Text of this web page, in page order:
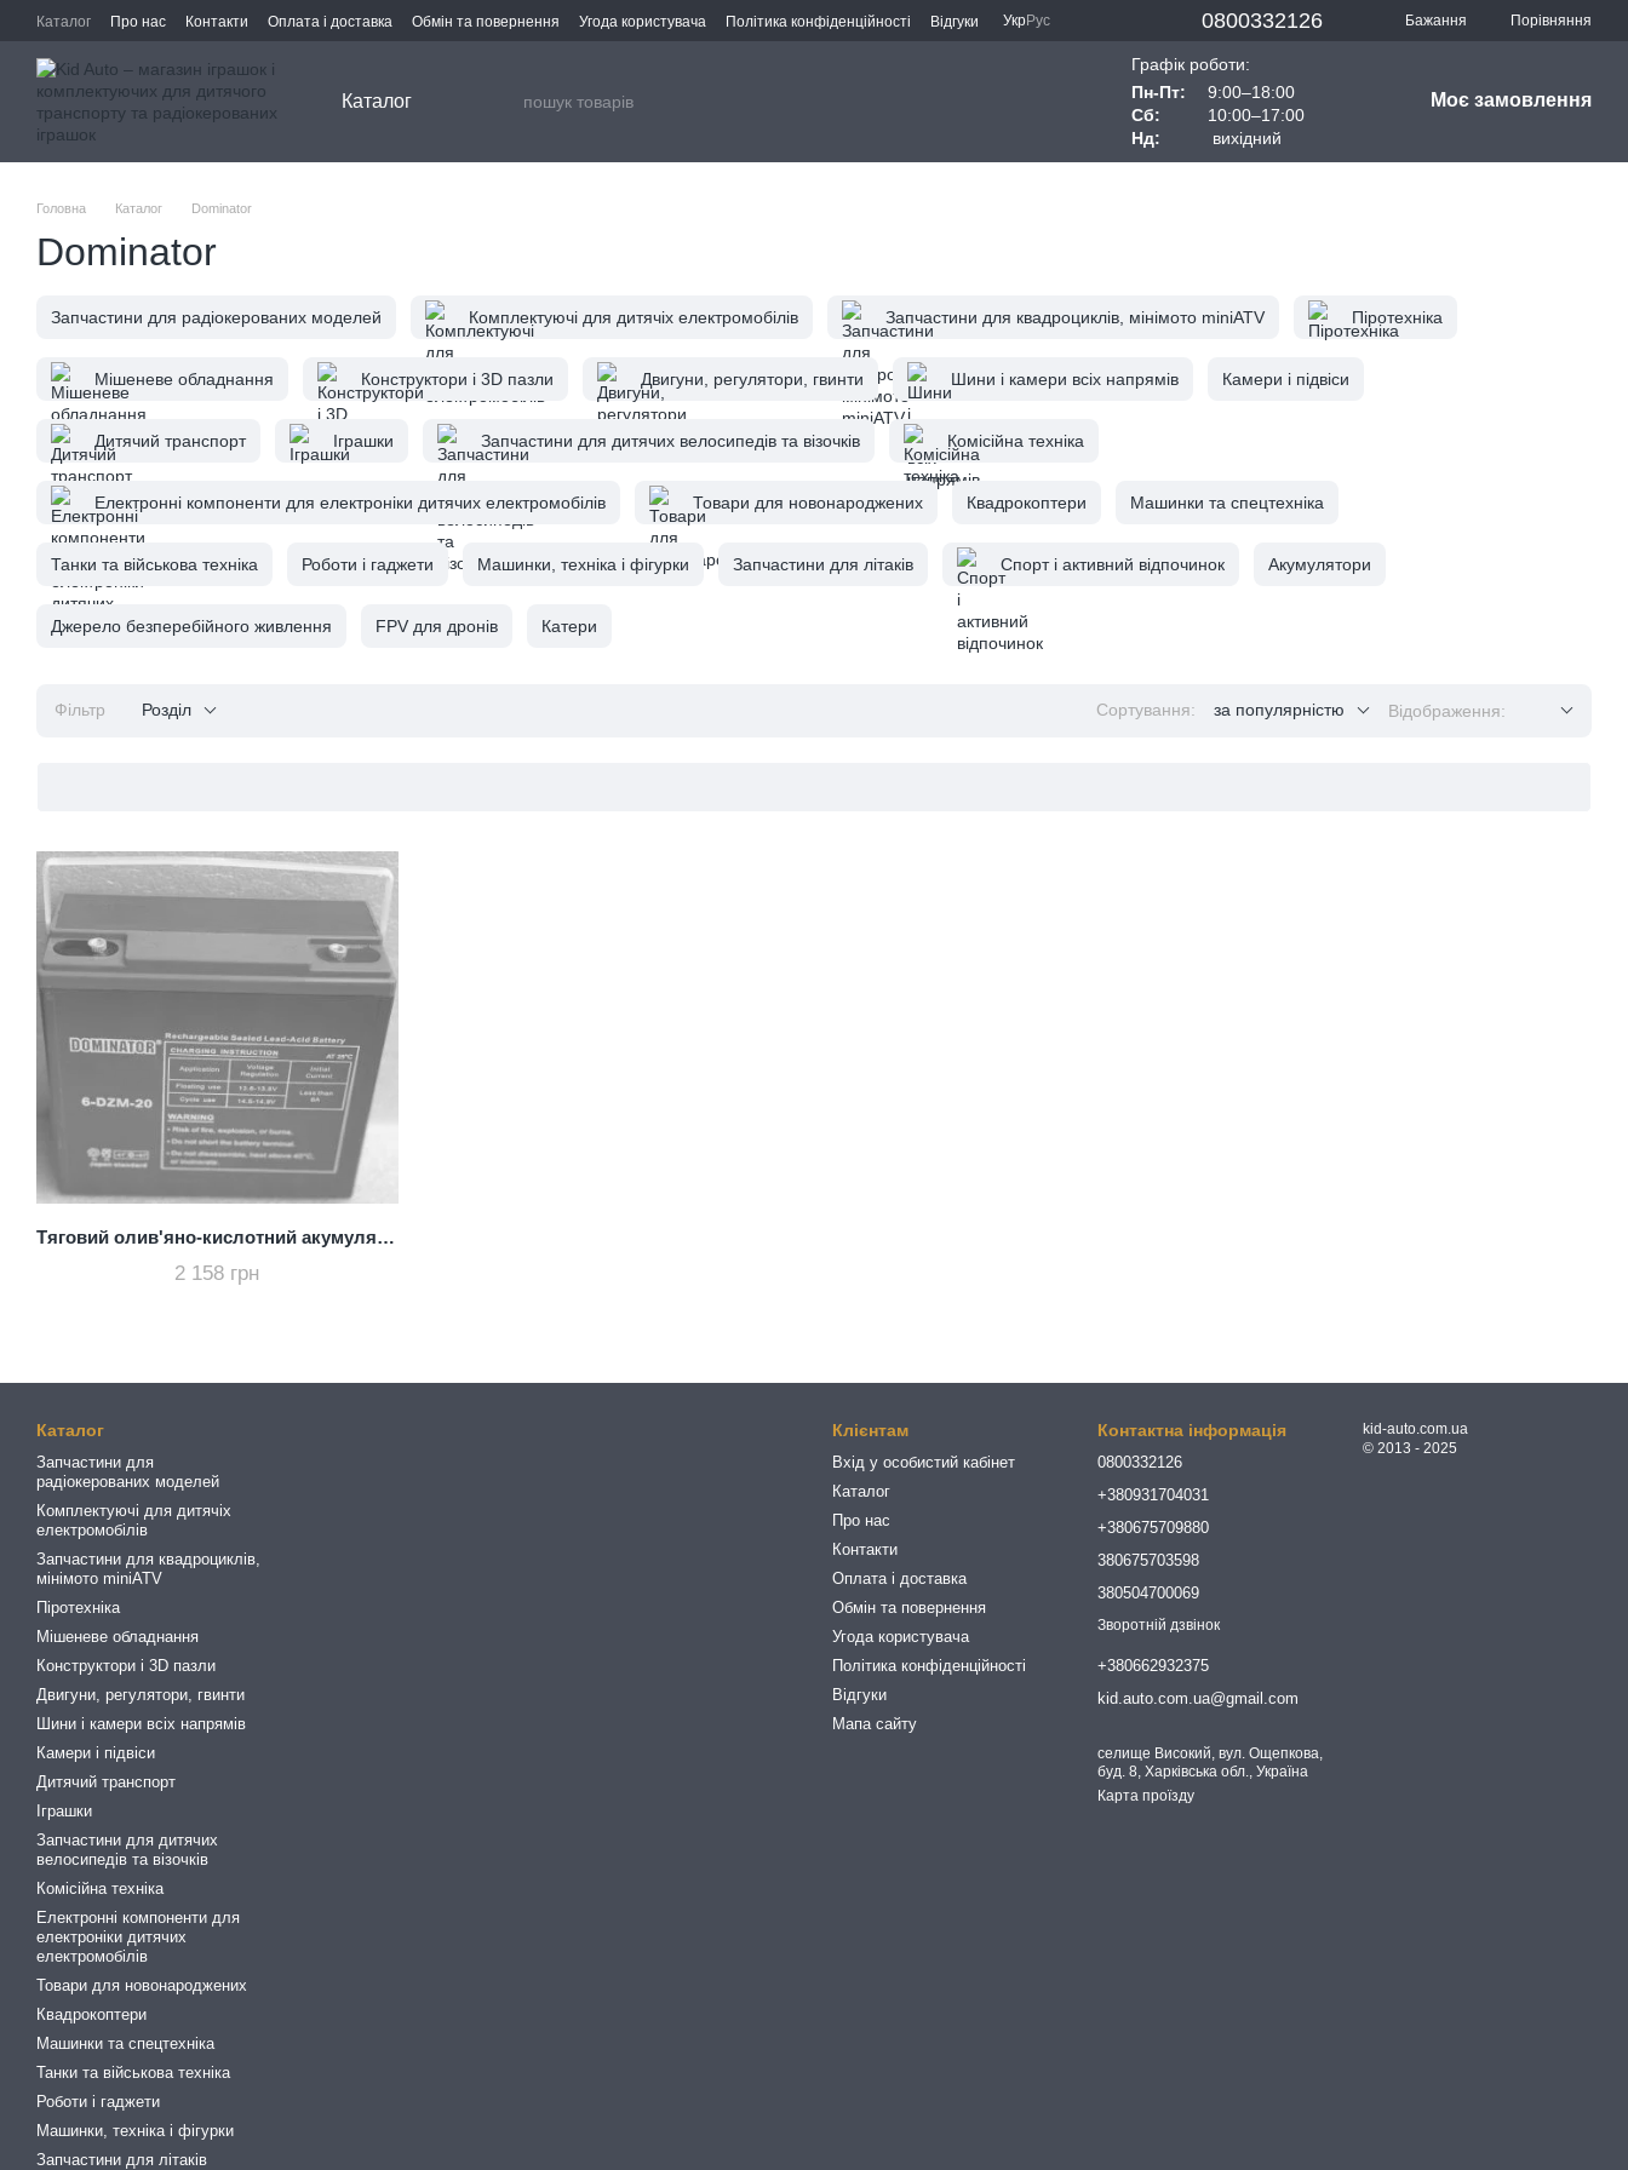
Перейти до основного контенту
Каталог Про нас Контакти Оплата і доставка Обмін та повернення Угода користувача Політика конфіденційності Відгуки УкрРус 0800332126 Бажання Порівняння
Каталог
Графік роботи:
Пн-Пт:
9:00–18:00
Сб:
10:00–17:00
Нд:
вихідний
Моє замовлення
Головна Каталог Dominator
Dominator
Запчастини для радіокерованих моделей Комплектуючі для дитячіх електромобілів Запчастини для квадроциклів, мінімото miniATV Піротехніка
Мішеневе обладнання Конструктори і 3D пазли Двигуни, регулятори, гвинти Шини і камери всіх напрямів Камери і підвіси
Дитячий транспорт Іграшки Запчастини для дитячих велосипедів та візочків Комісійна техніка
Електронні компоненти для електроніки дитячих електромобілів Товари для новонароджених Квадрокоптери Машинки та спецтехніка
Танки та військова техніка Роботи і гаджети Машинки, техніка і фігурки Запчастини для літаків Спорт і активний відпочинок Акумулятори
Джерело безперебійного живлення FPV для дронів Катери
Фільтр Розділ Сортування: за популярністю Відображення:
Тяговий олив'яно-кислотний акумулятор AGM 12 V 20AH 6DZM20
2 158 грн
Каталог
Запчастини для
радіокерованих моделей
Комплектуючі для дитячіх
електромобілів
Запчастини для квадроциклів,
мінімото miniATV
Піротехніка
Мішеневе обладнання
Конструктори і 3D пазли
Двигуни, регулятори, гвинти
Шини і камери всіх напрямів
Камери і підвіси
Дитячий транспорт
Іграшки
Запчастини для дитячих
велосипедів та візочків
Комісійна техніка
Електронні компоненти для
електроніки дитячих
електромобілів
Товари для новонароджених
Квадрокоптери
Машинки та спецтехніка
Танки та військова техніка
Роботи і гаджети
Машинки, техніка і фігурки
Запчастини для літаків
Клієнтам
Вхід у особистий кабінет
Каталог
Про нас
Контакти
Оплата і доставка
Обмін та повернення
Угода користувача
Політика конфіденційності
Відгуки
Мапа сайту
Контактна інформація
0800332126
+380931704031
+380675709880
380675703598
380504700069
Зворотній дзвінок
+380662932375
kid.auto.com.ua@gmail.com
селище Високий, вул. Ощепкова,
буд. 8, Харківська обл., Україна
Карта проїзду
kid-auto.com.ua
© 2013 - 2025